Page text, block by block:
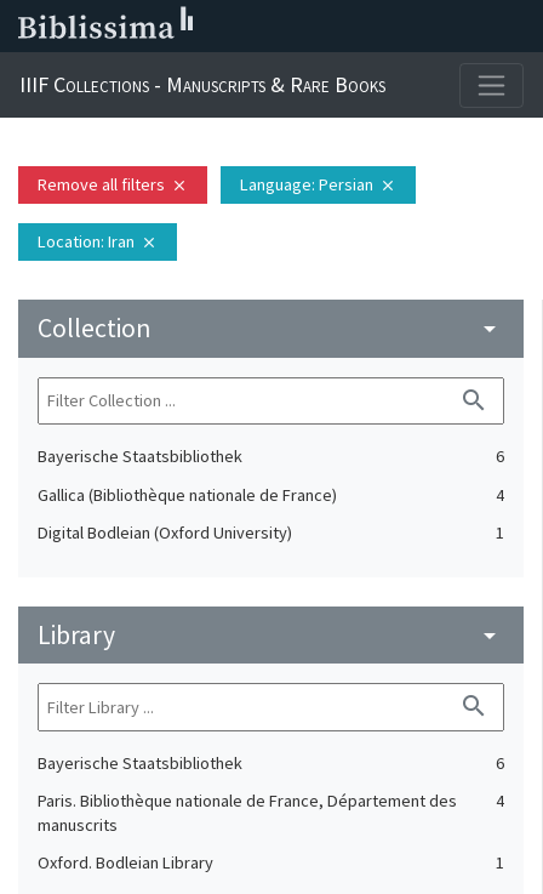
IIIF Collections - Manuscripts & Rare Books
Remove all filters close Language: Persian close
Location: Iran close
Collection arrow_drop_down
search
Bayerische Staatsbibliothek
6
Gallica (Bibliothèque nationale de France)
4
Digital Bodleian (Oxford University)
1
Library arrow_drop_down
search
Bayerische Staatsbibliothek
6
Paris. Bibliothèque nationale de France, Département des
manuscrits
4
Oxford. Bodleian Library 1